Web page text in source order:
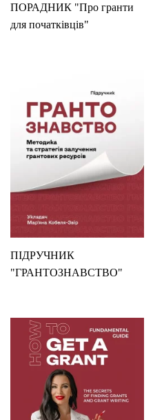
ПОРАДНИК "Про гранти
для початківців"
ПІДРУЧНИК
"ГРАНТОЗНАВСТВО"